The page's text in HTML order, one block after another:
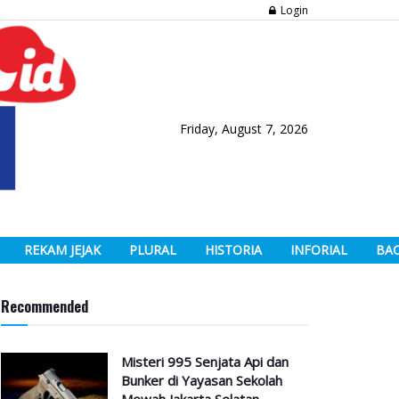
Login
Friday, August 7, 2026
REKAM JEJAK PLURAL HISTORIA INFORIAL
Recommended
Misteri 995 Senjata Api dan
Bunker di Yayasan Sekolah